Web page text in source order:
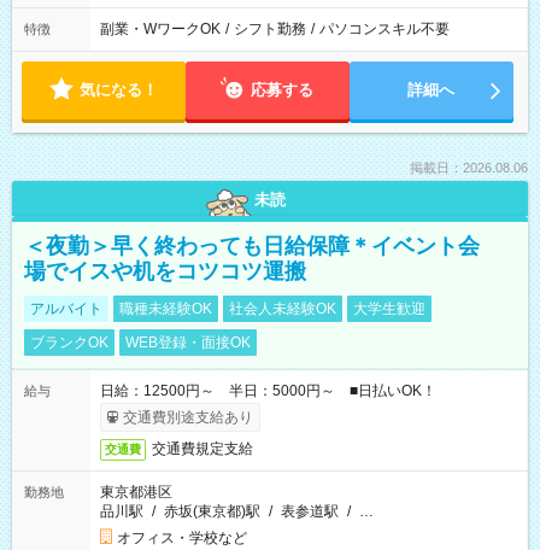
特徴 副業・WワークOK / シフト勤務 / パソコンスキル不要
気になる！ 応募する 詳細へ
掲載日：2026.08.06
未読
＜夜勤＞早く終わっても日給保障＊イベント会
場でイスや机をコツコツ運搬
アルバイト 職種未経験OK 社会人未経験OK
大学生歓迎
ブランクOK
WEB登録・面接OK
給与
日給：12500円～ 半日：5000円～ ■日払いOK！
交通費別途支給あり
交通費 交通費規定支給
勤務地
東京都港区
品川駅 / 赤坂(東京都)駅 / 表参道駅 / …
オフィス・学校など